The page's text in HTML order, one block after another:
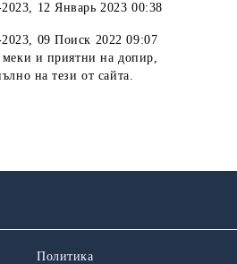
, 12 Январь 2023 00:38
, 09 Поиск 2022 09:07
и приятни на допир,
на тези от сайта.
Политика